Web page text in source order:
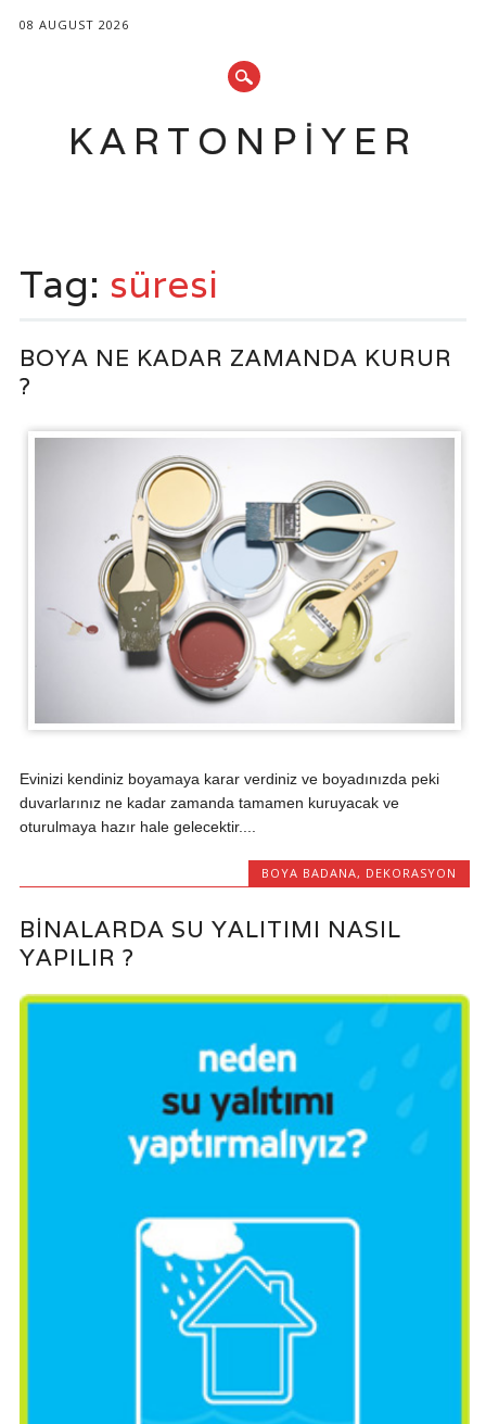
08 AUGUST 2026
KARTONPIYER
content
Tag: süresi
BOYA NE KADAR ZAMANDA KURUR
?
Evinizi kendiniz boyamaya karar verdiniz ve boyadınızda peki
duvarlarınız ne kadar zamanda tamamen kuruyacak ve
oturulmaya hazır hale gelecektir....
BOYA BADANA, DEKORASYON
BINALARDA SU YALITIMI NASIL
YAPILIR ?